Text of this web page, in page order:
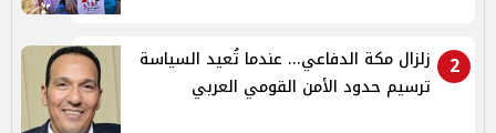
2
زلزال مكة الدفاعي... عندما تُعيد السياسة
ترسيم حدود الأمن القومي العربي